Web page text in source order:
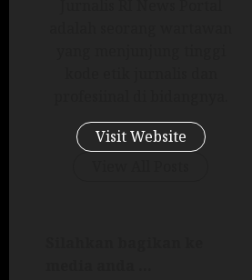
Visit Website